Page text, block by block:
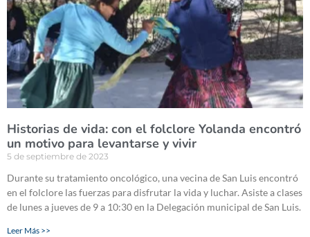
Historias de vida: con el folclore Yolanda encontró
un motivo para levantarse y vivir
5 de septiembre de 2023
Durante su tratamiento oncológico, una vecina de San Luis encontró
en el folclore las fuerzas para disfrutar la vida y luchar. Asiste a clases
de lunes a jueves de 9 a 10:30 en la Delegación municipal de San Luis.
Leer Más >>